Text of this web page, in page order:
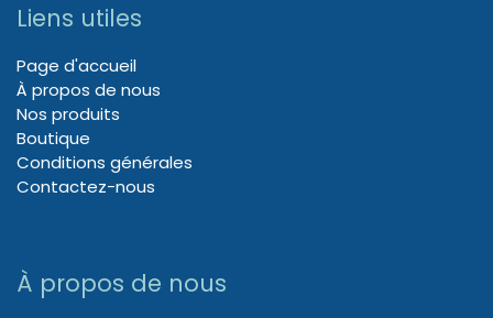
Liens utiles
Page d'accueil
À propos de nous
Nos produits
Boutique
Conditions générales
Contactez-nous
À propos de nous